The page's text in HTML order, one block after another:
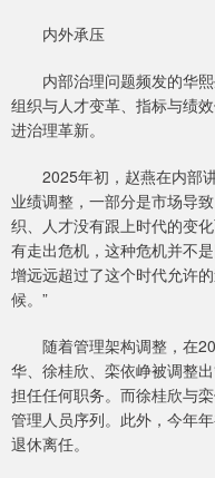
内外承压
内部治理问题频发的华熙
组织与人才变革、指标与绩
进治理革新。
2025年初，赵燕在内部讲
业绩调整，一部分是市场导
织、人才没有跟上时代的变
有走出危机，这种危机并不
增远远超过了这个时代允许
候。”
随着管理架构调整，在
华、徐桂欣、栾依峥被调整
担任任何职务。而徐桂欣与
管理人员序列。此外，今年
退休离任。